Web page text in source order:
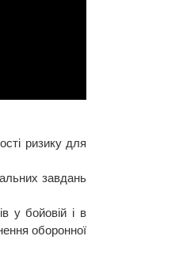
ризику для
завдань
у бойовій і в
оборонної